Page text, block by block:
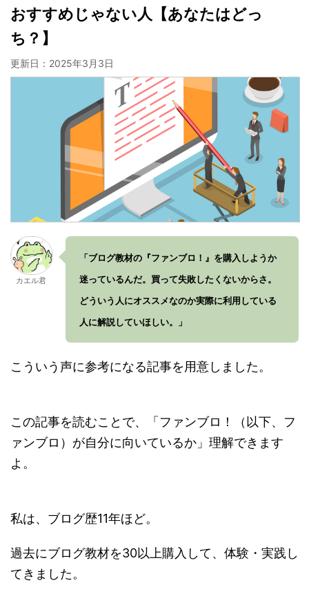
おすすめじゃない人【あなたはどっ
ち？】
更新日： 2025年3月3日
カエル君
「ブログ教材の『ファンブロ！』を購入しようか
迷っているんだ。買って失敗したくないからさ。
どういう人にオススメなのか実際に利用している
人に解説していほしい。」
こういう声に参考になる記事を用意しました。
この記事を読むことで、「ファンブロ！（以下、フ
ァンブロ）が自分に向いているか」理解できます
よ。
私は、ブログ歴11年ほど。
過去にブログ教材を30以上購入して、体験・実践し
てきました。